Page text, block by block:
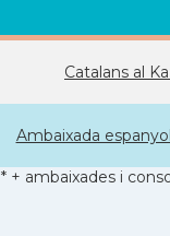
Catalans al
Ambaixada
* + ambaixades i